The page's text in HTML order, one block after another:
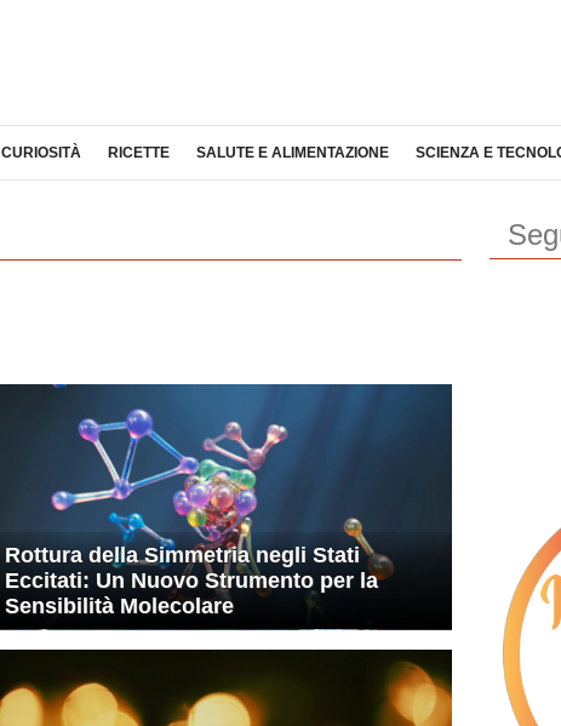
CURIOSITÀ RICETTE SALUTE E ALIMENTAZIONE SCIENZA E
Rottura della Simmetria negli Stati
Eccitati: Un Nuovo Strumento per la
Sensibilità Molecolare